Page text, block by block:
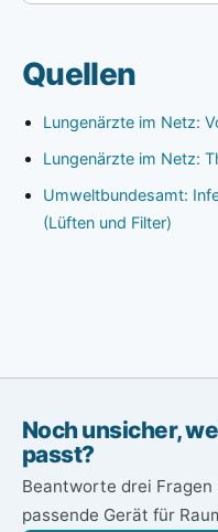
Quellen
Lungenärzte im Netz:
Lungenärzte im Netz:
Umweltbundesamt:
(Lüften und Filter)
Noch unsicher,
passt?
Beantworte drei
passende Gerät für